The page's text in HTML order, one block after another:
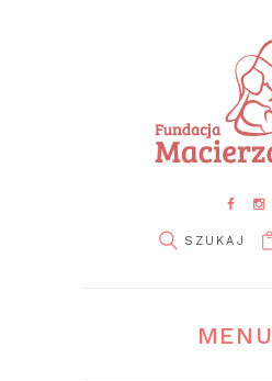
MENU